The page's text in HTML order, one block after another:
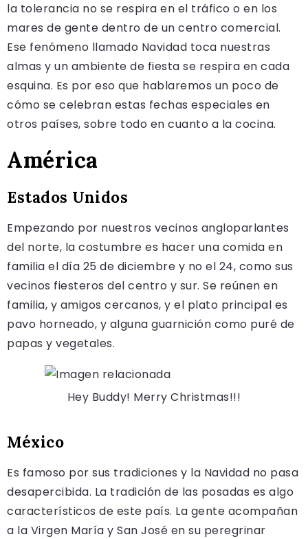
la tolerancia no se respira en el tráfico o en los
mares de gente dentro de un centro comercial.
Ese fenómeno llamado Navidad toca nuestras
almas y un ambiente de fiesta se respira en cada
esquina. Es por eso que hablaremos un poco de
cómo se celebran estas fechas especiales en
otros países, sobre todo en cuanto a la cocina.
América
Estados Unidos
Empezando por nuestros vecinos angloparlantes
del norte, la costumbre es hacer una comida en
familia el día 25 de diciembre y no el 24, como sus
vecinos fiesteros del centro y sur. Se reúnen en
familia, y amigos cercanos, y el plato principal es
pavo horneado, y alguna guarnición como puré de
papas y vegetales.
Hey Buddy! Merry Christmas!!!
México
Es famoso por sus tradiciones y la Navidad no pasa
desapercibida. La tradición de las posadas es algo
característicos de este país. La gente acompañan
a la Virgen María y San José en su peregrinar